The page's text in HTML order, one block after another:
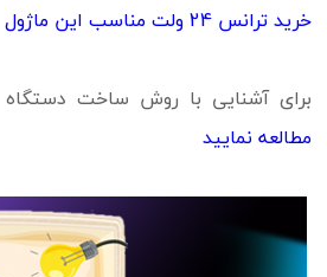
خرید ترانس 24 ولت مناسب این ماژول
برای آشنایی با روش ساخت
مطالعه نمایید